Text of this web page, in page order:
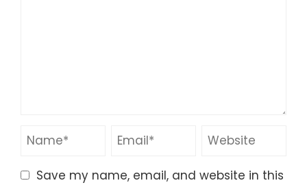
Save my name, email, and website in this